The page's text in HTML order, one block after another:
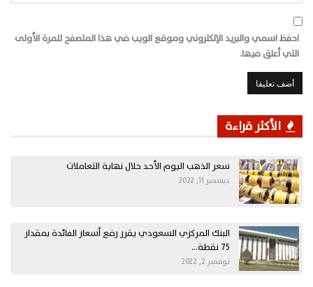
احفظ اسمي والبريد الإلكتروني وموقع الويب في هذا المتصفح للمرة الأولى
التي أعلق فيها.
الأكثر قراءة
سعر الذهب اليوم الأحد خلال نهاية التعاملات
ديسمبر 11, 2022
البنك المركزي السعودي يقرر رفع أسعار الفائدة بمقدار
75 نقطة…
نوفمبر 2, 2022